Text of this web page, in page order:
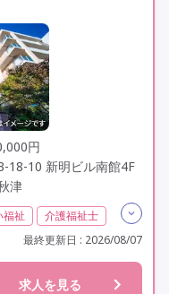
円
18-10 新明ビル南館4F
津
福祉
介護福祉士
(ヘルパー2級)
夜勤なし
常勤
年間休日120日以上
最終更新日 : 2026/08/07
求人を見る